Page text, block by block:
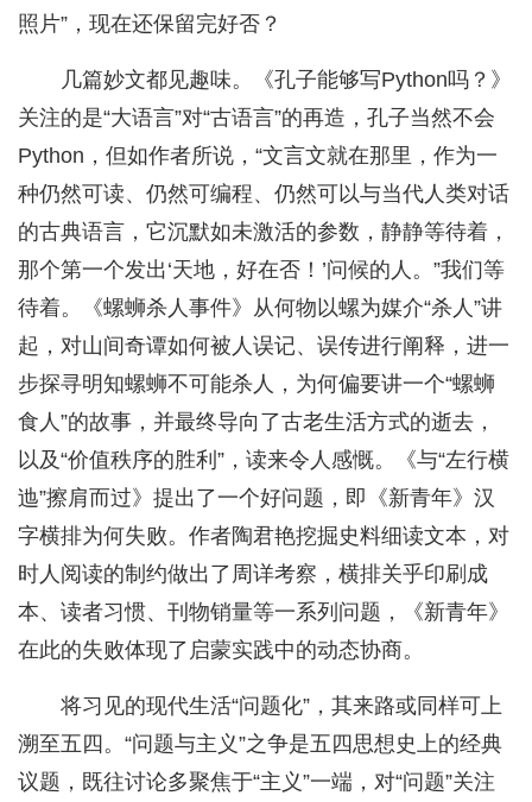
照片”，现在还保留完好否？
几篇妙文都见趣味。《孔子能够写Python吗？》
关注的是“大语言”对“古语言”的再造，孔子当然不会
Python，但如作者所说，“文言文就在那里，作为一
种仍然可读、仍然可编程、仍然可以与当代人类对话
的古典语言，它沉默如未激活的参数，静静等待着，
那个第一个发出‘天地，好在否！’问候的人。”我们等
待着。《螺蛳杀人事件》从何物以螺为媒介“杀人”讲
起，对山间奇谭如何被人误记、误传进行阐释，进一
步探寻明知螺蛳不可能杀人，为何偏要讲一个“螺蛳
食人”的故事，并最终导向了古老生活方式的逝去，
以及“价值秩序的胜利”，读来令人感慨。《与“左行横
迆”擦肩而过》提出了一个好问题，即《新青年》汉
字横排为何失败。作者陶君艳挖掘史料细读文本，对
时人阅读的制约做出了周详考察，横排关乎印刷成
本、读者习惯、刊物销量等一系列问题，《新青年》
在此的失败体现了启蒙实践中的动态协商。
将习见的现代生活“问题化”，其来路或同样可上
溯至五四。“问题与主义”之争是五四思想史上的经典
议题，既往讨论多聚焦于“主义”一端，对“问题”关注